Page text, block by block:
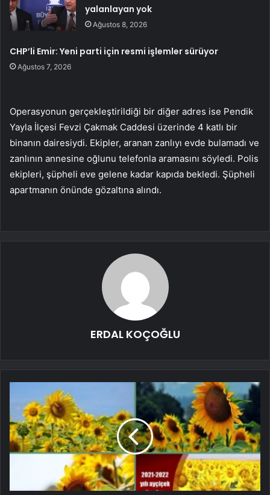
yalanlayan yok
Ağustos 8, 2026
CHP’li Emir: Yeni parti için resmi işlemler sürüyor
Ağustos 7, 2026
Operasyonun gerçekleştirildiği bir diğer adres ise Pendik
Yayla İlçesi Fevzi Çakmak Caddesi üzerinde 4 katlı bir
binanın dairesiydi. Ekipler, aranan zanlıyı evde bulamadı ve
zanlının annesine oğlunu telefonla aramasını söyledi. Polis
ekipleri, şüpheli eve gelene kadar kapıda bekledi. Şüpheli
apartmanın önünde gözaltına alındı.
ERDAL KOÇOĞLU